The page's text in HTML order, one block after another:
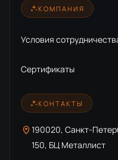
КОМПАНИЯ
Условия
Сертификаты
КОНТАКТЫ
190020, Санкт-
150, БЦ Металлист